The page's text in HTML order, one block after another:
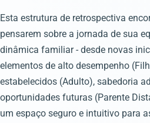
Esta estrutura de retrospectiva
pensarem sobre a jornada de sua
dinâmica familiar - desde novas
elementos de alto desempenho
estabelecidos (Adulto), sabedoria
oportunidades futuras (Parente
um espaço seguro e intuitivo para